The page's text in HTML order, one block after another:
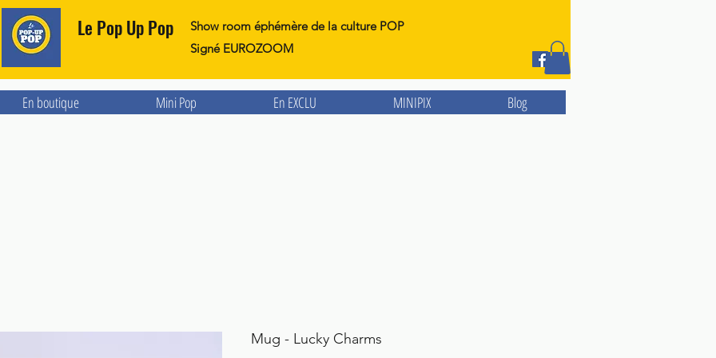
Le Pop Up Pop
Show room éphémère de la culture POP
Signé EUROZOOM
En boutique Mini Pop En EXCLU MINIPIX Blog
Mug - Lucky Charms